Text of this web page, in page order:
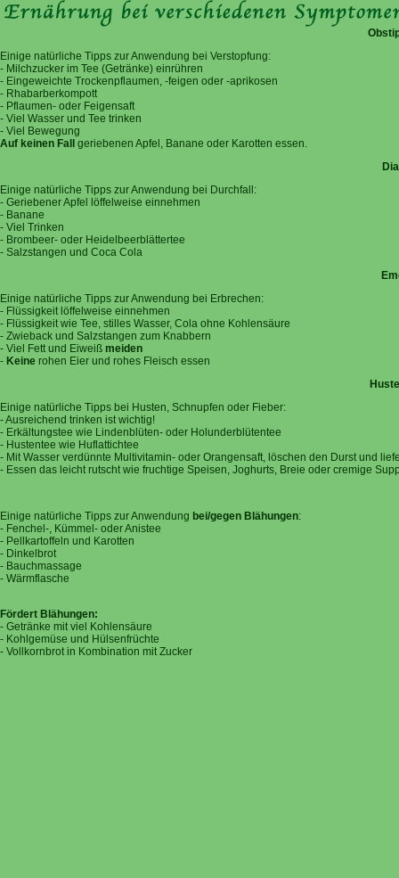
Einige natürliche Tipps zur Anwendung bei Verstopfung:
- Milchzucker im Tee (Getränke) einrühren
- Eingeweichte Trockenpflaumen, -feigen oder -aprikosen
- Rhabarberkompott
- Pflaumen- oder Feigensaft
- Viel Wasser und Tee trinken
- Viel Bewegung
Auf keinen Fall
geriebenen Apfel, Banane oder Karotten essen.
Einige natürliche Tipps zur Anwendung bei Durchfall:
- Geriebener Apfel löffelweise einnehmen
- Banane
- Viel Trinken
- Brombeer- oder Heidelbeerblättertee
- Salzstangen und Coca Cola
Einige natürliche Tipps zur Anwendung bei Erbrechen:
- Flüssigkeit löffelweise einnehmen
- Flüssigkeit wie Tee, stilles Wasser, Cola ohne Kohlensäure
- Zwieback und Salzstangen zum Knabbern
- Viel Fett und Eiweiß meiden
- Keine rohen Eier und rohes Fleisch essen
Einige natürliche Tipps bei Husten, Schnupfen oder Fieber:
- Ausreichend trinken ist wichtig!
- Erkältungstee wie Lindenblüten- oder Holunderblütentee
- Hustentee wie Huflattichtee
- Mit Wasser verdünnte Multivitamin- oder Orangensaft, löschen den Durst und
- Essen das leicht rutscht wie fruchtige Speisen, Joghurts, Breie oder cremige
Einige natürliche Tipps zur Anwendung bei/gegen Blähungen:
- Fenchel-, Kümmel- oder Anistee
- Pellkartoffeln und Karotten
- Dinkelbrot
- Bauchmassage
- Wärmflasche
Fördert Blähungen:
- Getränke mit viel Kohlensäure
- Kohlgemüse und Hülsenfrüchte
- Vollkornbrot in Kombination mit Zucker